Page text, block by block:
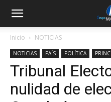
Inicio NOTICIAS
NOTICIAS PAÍS POLÍTICA
Tribunal
nulidad de